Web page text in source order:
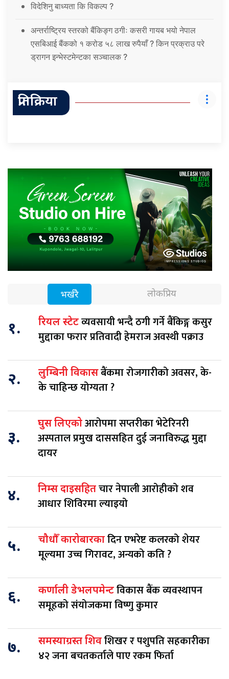
विदेशिनु बाध्यता कि विकल्प ?
अन्तर्राष्ट्रिय स्तरको बैंकिङ्ग ठगीः कसरी गायब भयो नेपाल
एसबिआई बैंकको १ करोड ५८ लाख रुपैयाँ ? किन प्रक्राउ परे
ड्रागन इन्भेस्टमेन्टका सञ्चालक ?
प्रतिक्रिया
भर्खरै लोकप्रिय
१. रियल स्टेटव्यवसायी भन्दै ठगी गर्ने बैंकिङ्ग कसुर
मुद्दाका फरार प्रतिवादी हेमराज अवस्थी पक्राउ
२. लुम्बिनी विकासबैंकमा रोजगारीको अवसर, के-
के चाहिन्छ योग्यता ?
३.
घुस लिएकोआरोपमा सप्तरीका भेटेरिनरी
अस्पताल प्रमुख दाससहित दुई जनाविरुद्ध मुद्दा
दायर
४. निम्स दाइसहितचार नेपाली आरोहीको शव
आधार शिविरमा ल्याइयो
५. चौधौँ कारोबारकादिन एभरेष्ट कलरको शेयर
मूल्यमा उच्च गिरावट, अन्यको कति ?
६. कर्णाली डेभलपमेन्टविकास बैंक व्यवस्थापन
समूहको संयोजकमा विष्णु कुमार
७. समस्याग्रस्त शिवशिखर र पशुपति सहकारीका
४२ जना बचतकर्ताले पाए रकम फिर्ता